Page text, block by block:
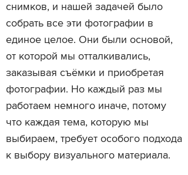
снимков, и нашей задачей было
собрать все эти фотографии в
единое целое. Они были основой,
от которой мы отталкивались,
заказывая съёмки и приобретая
фотографии. Но каждый раз мы
работаем немного иначе, потому
что каждая тема, которую мы
выбираем, требует особого подхода
к выбору визуального материала.